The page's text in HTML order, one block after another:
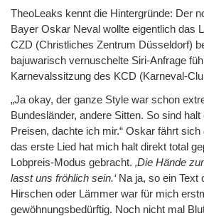
TheoLeaks kennt die Hintergründe: Der
Bayer Oskar Neval wollte eigentlich das
CZD (Christliches Zentrum Düsseldorf)
bajuwarisch vernuschelte Siri-Anfrage
Karnevalssitzung des KCD (Karneval-
„Ja okay, der ganze Style war schon
Bundesländer, andere Sitten. So sind
Preisen, dachte ich mir.“ Oskar fährt sich
das erste Lied hat mich halt direkt total
Lobpreis-Modus gebracht. ‚Die Hände
lasst uns fröhlich sein.‘Na ja, so ein Text
Hirschen oder Lämmer war für mich
gewöhnungsbedürftig. Noch nicht mal